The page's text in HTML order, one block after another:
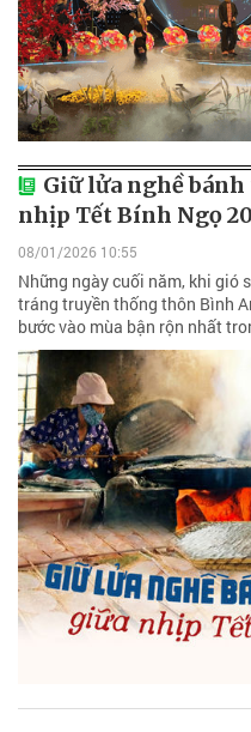
Giữ lửa nghề
nhịp Tết Bính Ngọ
08/01/2026 10:55
Những ngày cuối năm, khi gió
tráng truyền thống thôn Bình
bước vào mùa bận rộn nhất